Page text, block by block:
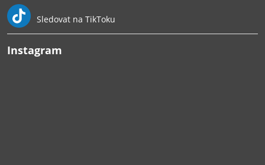
Sledovat na TikToku
Instagram